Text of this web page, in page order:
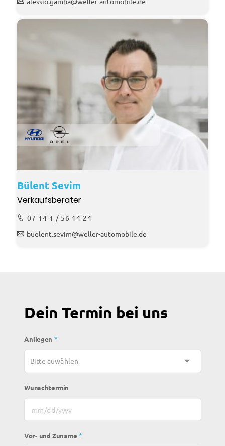
Bülent Sevim
Verkaufsberater
07 14 1 / 56 14 24
buelent.sevim@weller-automobile.de
Dein Termin bei uns
Anliegen *
Wunschtermin
MM Schrägstrich TT Schrägstrich JJJJ
Vor- und Zuname *